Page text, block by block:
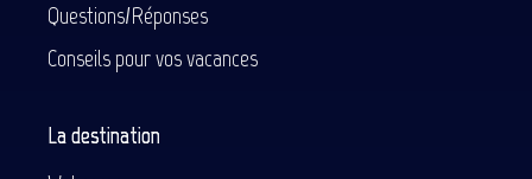
Questions/Réponses
Conseils pour vos vacances
La destination